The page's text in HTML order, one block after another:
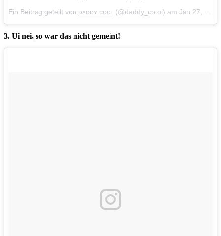
Ein Beitrag geteilt von ᴅᴀᴅᴅʏ ᴄᴏᴏʟ (@daddy_co.ol) am Jan 27, 2018 um 11:31 PST
3. Ui nei, so war das nicht gemeint!